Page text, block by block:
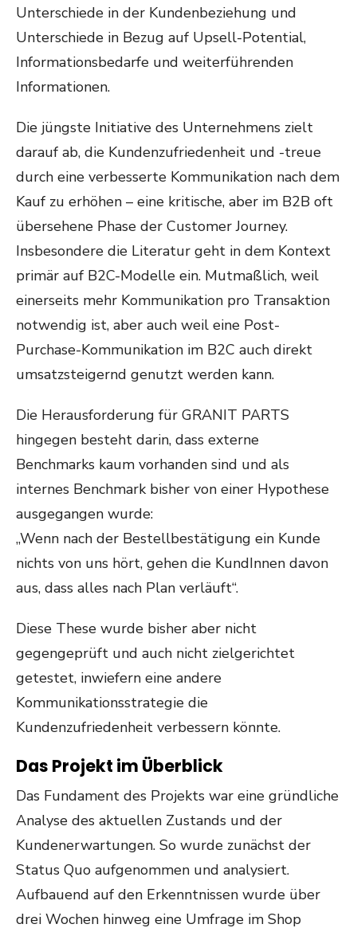
Unterschiede in der Kundenbeziehung und
Unterschiede in Bezug auf Upsell-Potential,
Informationsbedarfe und weiterführenden
Informationen.
Die jüngste Initiative des Unternehmens zielt
darauf ab, die Kundenzufriedenheit und -treue
durch eine verbesserte Kommunikation nach dem
Kauf zu erhöhen – eine kritische, aber im B2B oft
übersehene Phase der Customer Journey.
Insbesondere die Literatur geht in dem Kontext
primär auf B2C-Modelle ein. Mutmaßlich, weil
einerseits mehr Kommunikation pro Transaktion
notwendig ist, aber auch weil eine Post-
Purchase-Kommunikation im B2C auch direkt
umsatzsteigernd genutzt werden kann.
Die Herausforderung für GRANIT PARTS
hingegen besteht darin, dass externe
Benchmarks kaum vorhanden sind und als
internes Benchmark bisher von einer Hypothese
ausgegangen wurde:
„Wenn nach der Bestellbestätigung ein Kunde
nichts von uns hört, gehen die KundInnen davon
aus, dass alles nach Plan verläuft“.
Diese These wurde bisher aber nicht
gegengeprüft und auch nicht zielgerichtet
getestet, inwiefern eine andere
Kommunikationsstrategie die
Kundenzufriedenheit verbessern könnte.
Das Projekt im Überblick
Das Fundament des Projekts war eine gründliche
Analyse des aktuellen Zustands und der
Kundenerwartungen. So wurde zunächst der
Status Quo aufgenommen und analysiert.
Aufbauend auf den Erkenntnissen wurde über
drei Wochen hinweg eine Umfrage im Shop